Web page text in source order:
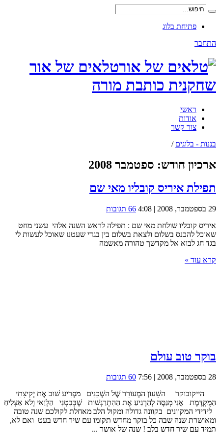
פתיחת בלוג
התחבר
טלאים של אור
שחקנית כותבת מורה
ראשי
אודות
צור קשר
בננות - בלוגים /
ארכיון חודש: ספטמבר 2008
תפילת איריס קובליו מאי שם
29 בספטמבר, 2008 | 4:08
66 תגובות
איריס קובליו שולחת מאי שם : תפילה לראש השנה אלהי עשני מחט
שאוכל להכנס בשלום ולצאת בשלום בין בגדי שעטנז שאוכל לעשות לי
בגד חג לבוא אל מקדשך טהורה מאשמה
קרא עוד »
בוקר טוב עולם
28 בספטמבר, 2008 | 7:56
60 תגובות
הייקובוקר הַשָּׁעוֹן הַמְּעוֹרֵר שֶׁל הַשְּׁכֵנִים מַפְרִיעַ שׁוּב אֶת יְקִיצָתִי
הַמֻּקְדֶּמֶת אֲנִי מְנַסֶּה לְהַרְגִּיעַ אֶת הַהִתְרַגְּשׁוּת שֶׁבְּבִטְנִי הַלְוַאי וְלֹא אַצְלִיחַ
לידידי המקוונים בקוונה גדולה ומקול הלב מאחלת לקולכם שנה טובה
ומאושרת שנה שבה כל בוקר מחדש תקומו עם שיר חדש בעט ואם לא,
תמיד עם שיר חדש בלב ! שנה של אושר ...